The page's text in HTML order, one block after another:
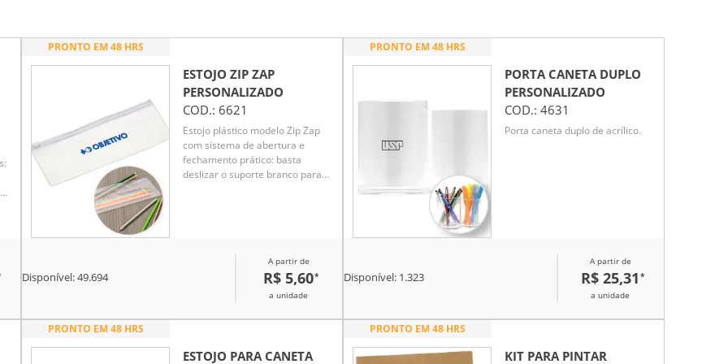
PRONTO EM 48 HRS
ESTOJO ZIP ZAP
PERSONALIZADO
COD.: 6621
Estojo plástico modelo Zip Zap
com sistema de abertura e
fechamento prático: basta
deslizar o suporte branco para
Disponível:49.694
A partir de
R$ 5,60*
a unidade
PRONTO EM 48 HRS
PORTA CANETA DUPLO
PERSONALIZADO
COD.: 4631
Porta caneta duplo de acrílico.
Disponível: 1.323
A partir de
R$ 25,31 *
a unidade
PRONTO EM 48 HRS
ESTOJO PARA CANETA
PRONTO EM 48 HRS
KIT PARA PINTAR